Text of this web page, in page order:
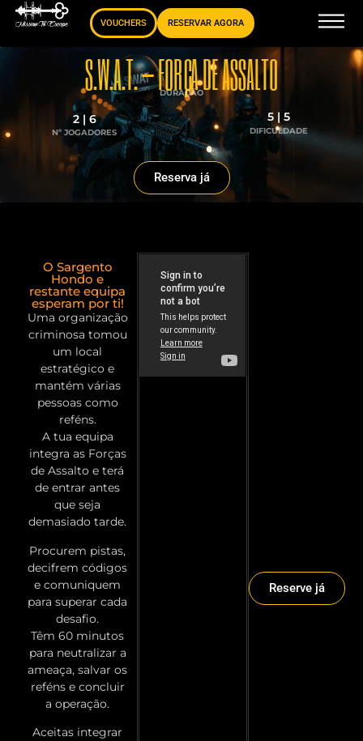
VOUCHERS RESERVAR AGORA
S.W.A.T. – FORÇA DE ASSALTO
2 | 6
Nº JOGADORES
DURAÇÃO
5 | 5
DIFICULDADE
Reserva já
O Sargento
Hondo e
restante equipa
esperam por ti!
Uma organização
criminosa tomou
um local
estratégico e
mantém várias
pessoas como
reféns.
A tua equipa
integra as Forças
de Assalto e terá
de entrar antes
que seja
demasiado tarde.
Procurem pistas,
decifrem códigos
e comuniquem
para superar cada
desafio.
Têm 60 minutos
para neutralizar a
ameaça, salvar os
reféns e concluir
a operação.
Aceitas integrar
Reserve já